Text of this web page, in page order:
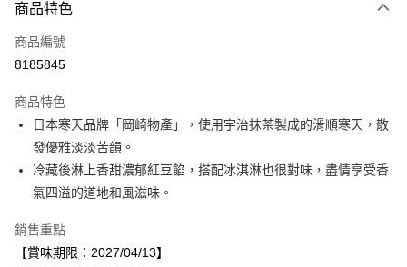
信用卡一次付款
LINE Pay
街口支付
悠遊付
Google Pay
全盈+PAY
AFTEE先享後付
商品特色
商品編號
8185845
商品特色
日本寒天品牌「岡崎物產」，使用宇治抹茶製成的滑順寒天，散
發優雅淡淡苦韻。
冷藏後淋上香甜濃郁紅豆餡，搭配冰淇淋也很對味，盡情享受香
氣四溢的道地和風滋味。
銷售重點
【賞味期限：2027/04/13】